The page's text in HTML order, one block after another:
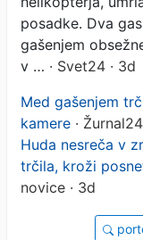
posadke. Dva
gašenjem
v … · Svet24 · 3d
Med gašenjem
kamere ·
Huda nesreča v
trčila, kroži
novice · 3d